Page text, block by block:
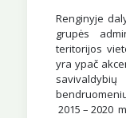
Renginyje
grupės
teritorijos
yra ypač
2015 – 2020